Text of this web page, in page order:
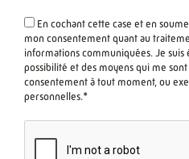
En cochant cette case et en
mon consentement quant au
informations communiquées. Je
possibilité et des moyens qui me
consentement à tout moment, ou
personnelles.*